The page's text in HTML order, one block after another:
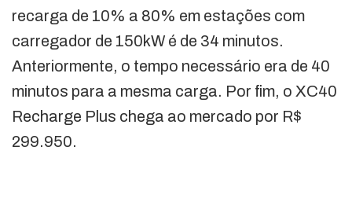
recarga de 10% a 80% em estações com
carregador de 150kW é de 34 minutos.
Anteriormente, o tempo necessário era de 40
minutos para a mesma carga. Por fim, o XC40
Recharge Plus chega ao mercado por R$
299.950.